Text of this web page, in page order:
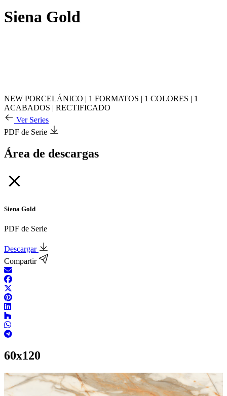
Siena Gold
NEW PORCELÁNICO | 1 FORMATOS | 1 COLORES | 1
ACABADOS | RECTIFICADO
Ver Series
PDF de Serie
Área de descargas
Siena Gold
PDF de Serie
Descargar
Compartir
60x120